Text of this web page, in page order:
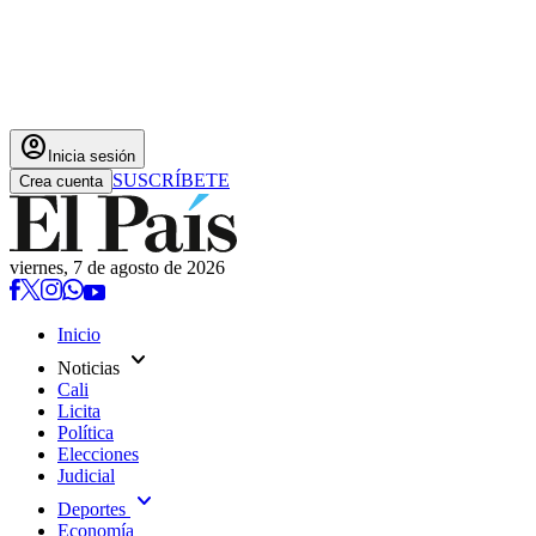
account_circle Inicia sesión
Crea cuenta SUSCRÍBETE
viernes, 7 de agosto de 2026
Inicio
Noticias expand_more
Cali
Licita
Política
Elecciones
Judicial
Deportes expand_more
Economía